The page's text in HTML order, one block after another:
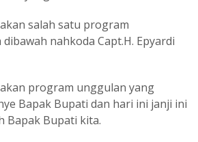
salah satu program
nahkoda Capt.H. Epyardi
program unggulan yang
Bapak Bupati dan hari ini janji ini
Bapak Bupati kita.